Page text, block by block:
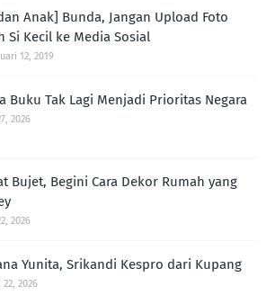
Anak] Bunda, Jangan Upload Foto
Si Kecil ke Media Sosial
12, 2019
Buku Tak Lagi Menjadi Prioritas Negara
2026
Bujet, Begini Cara Dekor Rumah yang
2026
Yunita, Srikandi Kespro dari Kupang
2026